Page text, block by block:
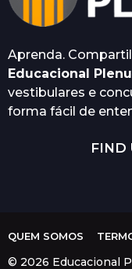
Aprenda.
Educacional
vestibulares e
forma fácil de
FIND
QUEM SOMOS
© 2026 Educacional